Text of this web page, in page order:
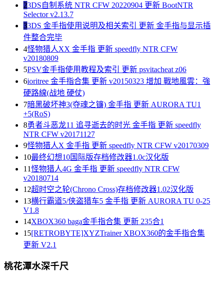
23DS自制系统 NTR CFW 20220904 更新 BootNTR
Selector v2.13.7
33DS 金手指使用说明及相关索引 更新 金手指与显示插
件整合完毕
4怪物猎人XX 金手指 更新 speedfly NTR CFW
v20180809
5PSV金手指使用教程及索引 更新 psvitacheat z06
6ioritree 金手指合集 更新 v20150323 增加 戰地風雲：強
硬路線(战地 硬仗)
7暗黑破坏神3(夺魂之镰) 金手指 更新 AURORA TU1
+5(RoS)
8勇者斗恶龙11 追寻逝去的时光 金手指 更新 speedfly
NTR CFW v20171127
9怪物猎人X 金手指 更新 speedfly NTR CFW v20170309
10最终幻想10国际版存档修改器1.0c汉化版
11怪物猎人4G 金手指 更新 speedfly NTR CFW
v20180714
12超时空之轮(Chrono Cross)存档修改器1.02汉化版
13横行霸道5/侠盗猎车5 金手指 更新 AURORA TU 0-25
V1.8
14XBOX360 baga金手指合集 更新 235合1
15[RETROBYTE]XYZTrainer XBOX360的金手指合集
更新 V2.1
桃花潭水深千尺